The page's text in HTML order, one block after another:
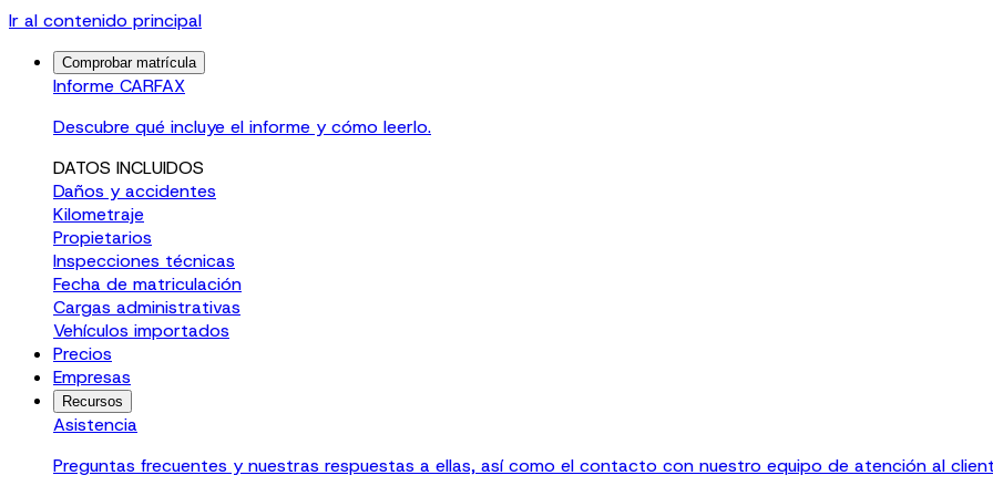
Ir al contenido principal
Comprobar matrícula
Informe CARFAX
Descubre qué incluye el informe y cómo leerlo.
DATOS INCLUIDOS
Daños y accidentes
Kilometraje
Propietarios
Inspecciones técnicas
Fecha de matriculación
Cargas administrativas
Vehículos importados
Precios
Empresas
Recursos
Asistencia
Preguntas frecuentes y nuestras respuestas a ellas, así como el contacto con nuestro equipo de atención al